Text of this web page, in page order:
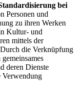
bei
Personen und
zu ihren Werken
Kultur- und
mittels der
die Verknüpfung
deren Dienste
Verwendung